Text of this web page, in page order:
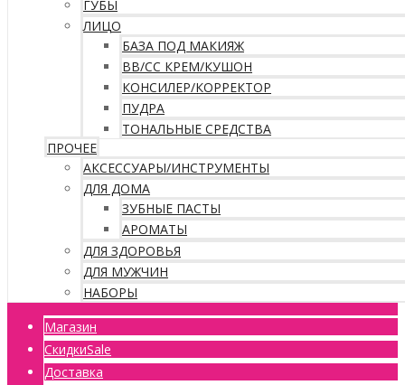
ГУБЫ
ЛИЦО
БАЗА ПОД МАКИЯЖ
ВВ/CC КРЕМ/КУШОН
КОНСИЛЕР/КОРРЕКТОР
ПУДРА
ТОНАЛЬНЫЕ СРЕДСТВА
ПРОЧЕЕ
АКСЕССУАРЫ/ИНСТРУМЕНТЫ
ДЛЯ ДОМА
ЗУБНЫЕ ПАСТЫ
АРОМАТЫ
ДЛЯ ЗДОРОВЬЯ
ДЛЯ МУЖЧИН
НАБОРЫ
Магазин
СкидкиSale
Доставка